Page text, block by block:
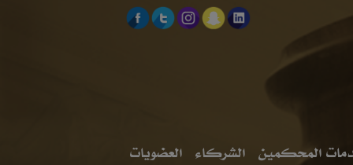
المحكمين الشركاء العضويات